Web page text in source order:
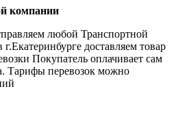
компании
любой Транспортной
доставляем товар
Покупатель оплачивает сам
Тарифы перевозок можно